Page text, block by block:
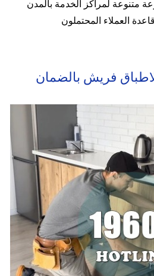
متنوعة لمراكز الخدمة بالمدن
العملاء المحتملون
فريش بالضمان